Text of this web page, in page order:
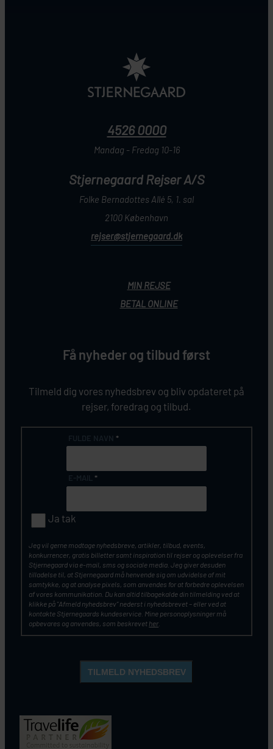
4526 0000
Mandag - Fredag 10-16
Stjernegaard Rejser A/S
Folke Bernadottes Allé 5, 1. sal
2100 København
rejser@stjernegaard.dk
MIN REJSE
BETAL ONLINE
Få nyheder og tilbud først
Tilmeld dig vores nyhedsbrev og bliv opdateret på
rejser, foredrag og tilbud.
*
*
Ja tak
Jeg vil gerne modtage nyhedsbreve, artikler, tilbud, events,
konkurrencer, gratis billetter samt inspiration til rejser og oplevelser fra
Stjernegaard via e-mail, sms og sociale media. Jeg giver desuden
tilladelse til, at Stjernegaard må henvende sig om udvidelse af mit
samtykke, og at analyse pixels, som anvendes for at forbedre oplevelsen
af vores kommunikation. Du kan altid tilbagekalde din tilmelding ved at
klikke på ”Afmeld nyhedsbrev” nederst i nyhedsbrevet – eller ved at
kontakte Stjernegaards kundeservice. Mine personoplysninger må
opbevares og anvendes, som beskrevet her